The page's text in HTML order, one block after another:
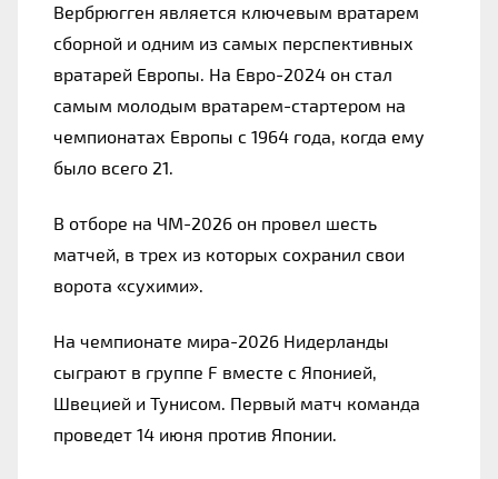
Вербрюгген является ключевым вратарем
сборной и одним из самых перспективных
вратарей Европы. На Евро-2024 он стал
самым молодым вратарем-стартером на
чемпионатах Европы с 1964 года, когда ему
было всего 21.
В отборе на ЧМ-2026 он провел шесть
матчей, в трех из которых сохранил свои
ворота «сухими».
На чемпионате мира-2026 Нидерланды
сыграют в группе F вместе с Японией,
Швецией и Тунисом. Первый матч команда
проведет 14 июня против Японии.